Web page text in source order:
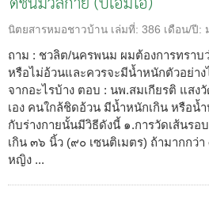
นิตยสารหมอชาวบ้าน เล่มที่: 386 เดือน/ปี:
ถาม : ชวลิต/นครพนม ผมต้องการทราบ
หรือไม่อ้วนและควรจะมีน้ำหนักตัวอย่าง
จากอะไรบ้าง ตอบ : นพ.สมเกียรติ แสง
เอง คนใกล้ชิดอ้วน มีน้ำหนักเกิน หรือน้
กับร่างกายนั้นมีวิธีดังนี้ ๑.การวัดเส้นรอ
เกิน ๓๖ นิ้ว (๙๐ เซนติเมตร) ถ้ามากกว่
หญิง ...